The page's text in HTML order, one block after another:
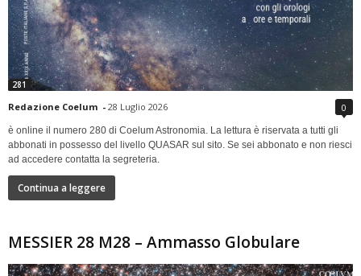
281
Redazione Coelum - 28 Luglio 2026 0
è online il numero 280 di Coelum Astronomia. La lettura è riservata a tutti gli
abbonati in possesso del livello QUASAR sul sito. Se sei abbonato e non riesci
ad accedere contatta la segreteria.
Continua a leggere
MESSIER 28 M28 – Ammasso Globulare